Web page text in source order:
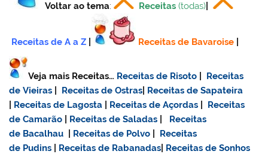
Voltar ao tema: Receitas (todas)
Receitas de A a Z Receitas de Bavaroise
Veja mais Receitas… Receitas de Risoto
Receitas
de Vieiras
Receitas de Ostras Receitas de Sapateira
Receitas de Lagosta Receitas de Açordas
Receitas
de Camarão
Receitas de Saladas
Receitas
de Bacalhau
Receitas de Polvo
Receitas
de Pudins
Receitas de Rabanadas Receitas de Sonhos